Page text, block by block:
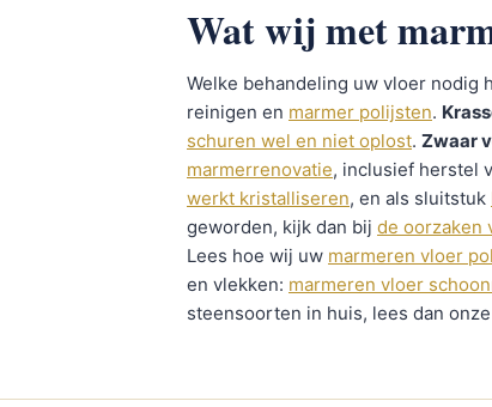
Wat wij met
Welke behandeling uw vloer nodig
reinigen en marmer polijsten.
schuren wel en niet oplost. Zwaar
marmerrenovatie, inclusief herstel
werkt kristalliseren, en als sluitstuk
geworden, kijk dan bij de oorzaken
Lees hoe wij uw marmeren vloer
en vlekken: marmeren vloer
steensoorten in huis, lees dan